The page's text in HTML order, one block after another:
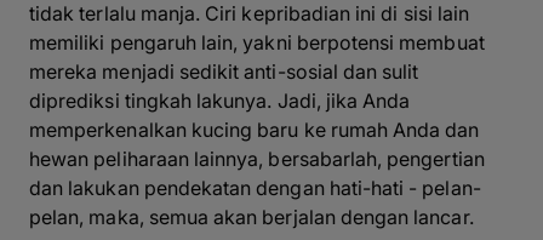
tidak terlalu manja. Ciri kepribadian ini di sisi lain
memiliki pengaruh lain, yakni berpotensi membuat
mereka menjadi sedikit anti-sosial dan sulit
diprediksi tingkah lakunya. Jadi, jika Anda
memperkenalkan kucing baru ke rumah Anda dan
hewan peliharaan lainnya, bersabarlah, pengertian
dan lakukan pendekatan dengan hati-hati - pelan-
pelan, maka, semua akan berjalan dengan lancar.